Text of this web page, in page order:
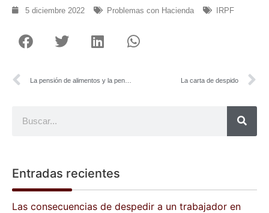
5 diciembre 2022 Problemas con Hacienda IRPF
La carta de despido
Entradas recientes
Las consecuencias de despedir a un trabajador en